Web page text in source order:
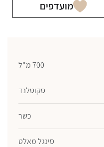
מועדפים
700 מ"ל
סקוטלנד
כשר
סינגל מאלט